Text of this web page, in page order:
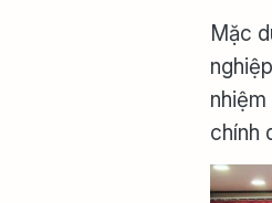
Mặc
chính